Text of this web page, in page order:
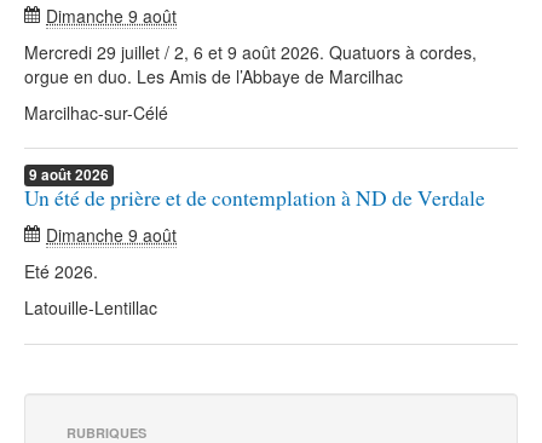
Dimanche 9 août
Mercredi 29 juillet / 2, 6 et 9 août 2026. Quatuors à cordes,
orgue en duo. Les Amis de l’Abbaye de Marcilhac
Marcilhac-sur-Célé
9 août2026
Un été de prière et de contemplation à ND de Verdale
Dimanche 9 août
Eté 2026.
Latouille-Lentillac
RUBRIQUES